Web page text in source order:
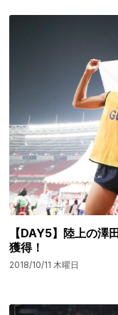
【DAY5】陸上の澤
獲得！
2018/10/11 木曜日